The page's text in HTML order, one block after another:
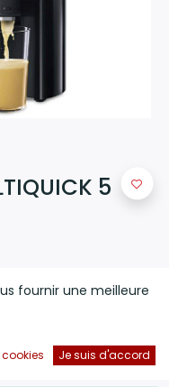
5
Tamis Disque En
fournir une meilleure
Je suis d'accord